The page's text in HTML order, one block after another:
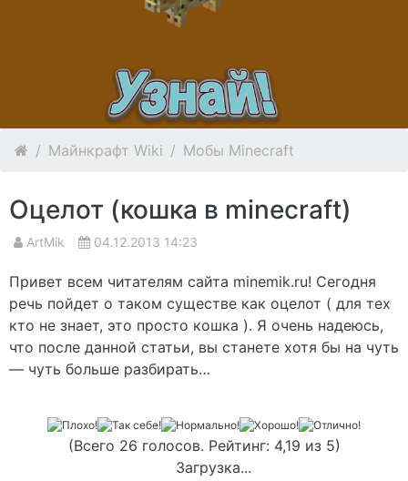
Майнкрафт Wiki Мобы Minecraft
Оцелот (кошка в minecraft)
ArtMik 04.12.2013 14:23
Привет всем читателям сайта minemik.ru! Сегодня
речь пойдет о таком существе как оцелот ( для тех
кто не знает, это просто кошка ). Я очень надеюсь,
что после данной статьи, вы станете хотя бы на чуть
— чуть больше разбирать…
(Всего 26 голосов. Рейтинг: 4,19 из 5)
Загрузка...